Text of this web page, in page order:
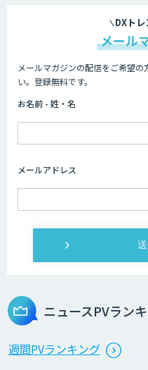
「業務
Dify開
製造業
財/
DXト
メール
メールマガジンの配信をご希望
い。登録無料です。
お名前 - 姓・名
メールアドレス
ニュースPVラン
週間PVランキング